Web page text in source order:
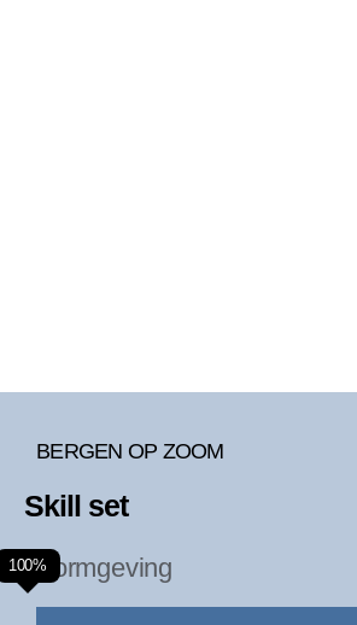
BERGEN OP ZOOM
Skill set
Vormgeving
100%